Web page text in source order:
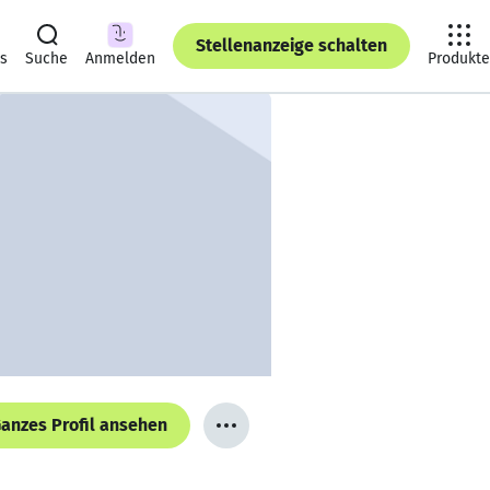
Suche Anmelden
Stellenanzeige schalten
Produkte
Profil ansehen